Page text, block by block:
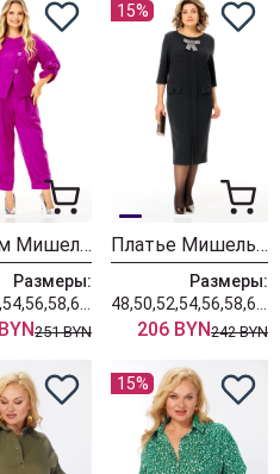
Костюм Мишель Шик 1436/1 королевский пурпур
Размеры:
251 BYN
15%
Платье Мишель Шик 2204 графит+клетка
Размеры:
206 BYN242 BYN
15%